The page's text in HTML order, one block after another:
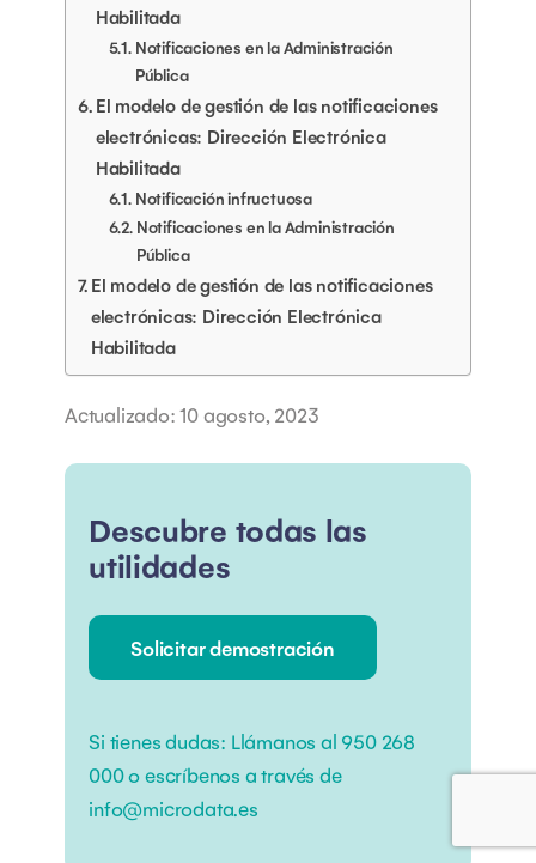
Habilitada
Notificaciones en la Administración
Pública
El modelo de gestión de las notificaciones
electrónicas: Dirección Electrónica
Habilitada
Notificación infructuosa
Notificaciones en la Administración
Pública
El modelo de gestión de las notificaciones
electrónicas: Dirección Electrónica
Habilitada
Actualizado: 10 agosto, 2023
Descubre todas las
utilidades
Solicitar demostración
Si tienes dudas: Llámanos al 950 268
000o escríbenos a través de
info@microdata.es